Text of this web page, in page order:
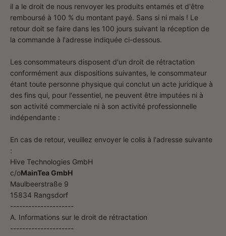
il a le droit de nous renvoyer les produits entamés et d'être
remboursé à 100 % du montant payé. Sans si ni mais ! Le
retour doit se faire dans les 100 jours suivant la réception de
la commande à l'adresse indiquée ci-dessous.
Les consommateurs disposent d'un droit de rétractation
conformément aux dispositions suivantes, le consommateur
étant toute personne physique qui conclut un acte juridique à
des fins qui, pour l'essentiel, ne peuvent être imputées ni à
son activité commerciale ni à son activité professionnelle
indépendante :
En cas de retour, veuillez envoyer le colis à l'adresse suivante
:
Hive Technologies GmbH
c/oMainTea GmbH
Maulbeerstraße 9
15834 Rangsdorf
---------------------
A. Informations sur le droit de rétractation
---------------------